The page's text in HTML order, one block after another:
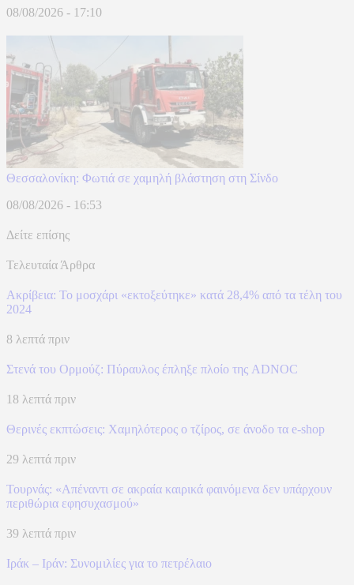
08/08/2026 - 17:10
Θεσσαλονίκη: Φωτιά σε χαμηλή βλάστηση στη Σίνδο
08/08/2026 - 16:53
Δείτε επίσης
Τελευταία Άρθρα
Ακρίβεια: Το μοσχάρι «εκτοξεύτηκε» κατά 28,4% από τα τέλη του
2024
8 λεπτά πριν
Στενά του Ορμούζ: Πύραυλος έπληξε πλοίο της ADNOC
18 λεπτά πριν
Θερινές εκπτώσεις: Χαμηλότερος ο τζίρος, σε άνοδο τα e-shop
29 λεπτά πριν
Τουρνάς: «Απέναντι σε ακραία καιρικά φαινόμενα δεν υπάρχουν
περιθώρια εφησυχασμού»
39 λεπτά πριν
Ιράκ – Ιράν: Συνομιλίες για το πετρέλαιο